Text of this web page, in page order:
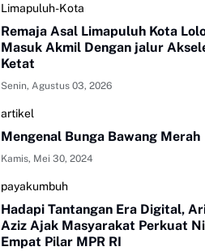
Limapuluh-Kota
Remaja Asal Limapuluh Kota
Masuk Akmil Dengan jalur
Ketat
Senin, Agustus 03, 2026
artikel
Mengenal Bunga Bawang Merah
Kamis, Mei 30, 2024
payakumbuh
Hadapi Tantangan Era Digital,
Aziz Ajak Masyarakat Perkuat
Empat Pilar MPR RI